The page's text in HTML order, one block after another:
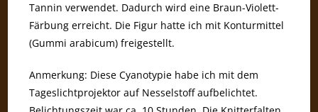
Tannin verwendet. Dadurch wird eine Braun-Violett-
Färbung erreicht. Die Figur hatte ich mit Konturmittel
(Gummi arabicum) freigestellt.
Anmerkung: Diese Cyanotypie habe ich mit dem
Tageslichtprojektor auf Nesselstoff aufbelichtet.